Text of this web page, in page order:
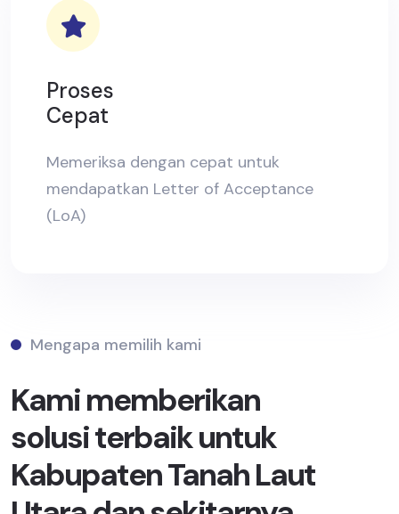
Proses
Cepat
Memeriksa dengan cepat untuk
mendapatkan Letter of Acceptance
(LoA)
Mengapa memilih kami
Kami memberikan
solusi terbaik untuk
Kabupaten Tanah Laut